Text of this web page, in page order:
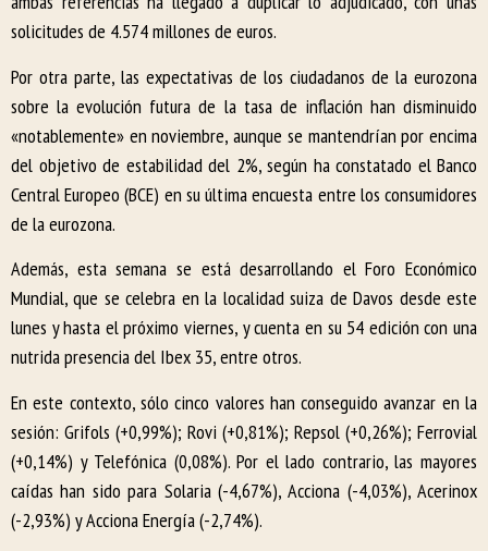
solicitudes de 4.574 millones de euros.
Por otra parte, las expectativas de los ciudadanos de la eurozona
sobre la evolución futura de la tasa de inflación han disminuido
«notablemente» en noviembre, aunque se mantendrían por encima
del objetivo de estabilidad del 2%, según ha constatado el Banco
Central Europeo (BCE) en su última encuesta entre los consumidores
de la eurozona.
Además, esta semana se está desarrollando el Foro Económico
Mundial, que se celebra en la localidad suiza de Davos desde este
lunes y hasta el próximo viernes, y cuenta en su 54 edición con una
nutrida presencia del Ibex 35, entre otros.
En este contexto, sólo cinco valores han conseguido avanzar en la
sesión: Grifols (+0,99%); Rovi (+0,81%); Repsol (+0,26%); Ferrovial
(+0,14%) y Telefónica (0,08%). Por el lado contrario, las mayores
caídas han sido para Solaria (-4,67%), Acciona (-4,03%), Acerinox
(-2,93%) y Acciona Energía (-2,74%).